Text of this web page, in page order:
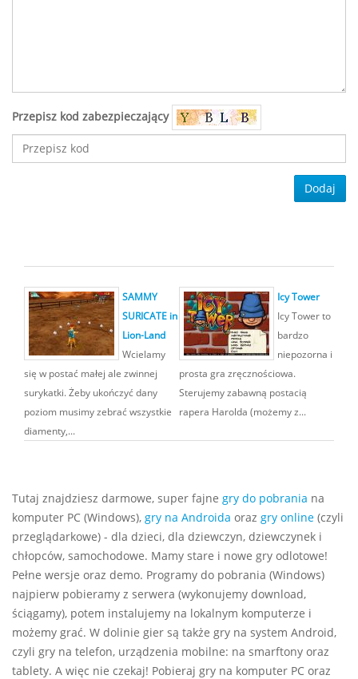
Przepisz kod zabezpieczający
Dodaj
SAMMY
SURICATE in
Lion-Land
Wcielamy
się w postać małej ale zwinnej
surykatki. Żeby ukończyć dany
poziom musimy zebrać wszystkie
diamenty,...
Icy Tower
Icy Tower to
bardzo
niepozorna i
prosta gra zręcznościowa.
Sterujemy zabawną postacią
rapera Harolda (możemy z...
Tutaj znajdziesz darmowe, super fajne gry do pobrania na
komputer PC (Windows), gry na Androida oraz gry online (czyli
przeglądarkowe) - dla dzieci, dla dziewczyn, dziewczynek i
chłopców, samochodowe. Mamy stare i nowe gry odlotowe!
Pełne wersje oraz demo. Programy do pobrania (Windows)
najpierw pobieramy z serwera (wykonujemy download,
ściągamy), potem instalujemy na lokalnym komputerze i
możemy grać. W dolinie gier są także gry na system Android,
czyli gry na telefon, urządzenia mobilne: na smarftony oraz
tablety. A więc nie czekaj! Pobieraj gry na komputer PC oraz